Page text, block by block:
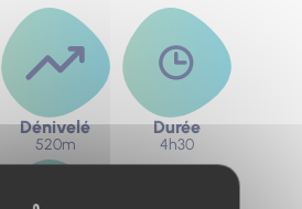
Dénivelé
520m
Durée
4h30